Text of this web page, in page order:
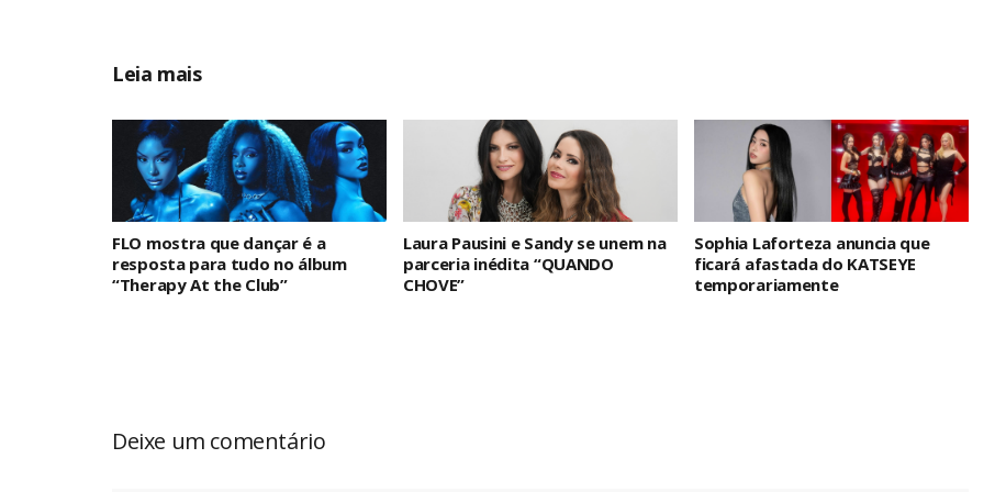
Leia mais
FLO mostra que dançar é a
resposta para tudo no álbum
“Therapy At the Club”
Laura Pausini e Sandy se unem na
parceria inédita “QUANDO
CHOVE”
Sophia Laforteza anuncia que
ficará afastada do KATSEYE
temporariamente
Deixe um comentário